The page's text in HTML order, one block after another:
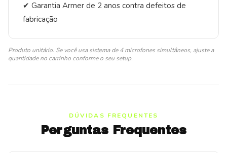
✔ Garantia Armer de 2 anos contra defeitos de
fabricação
Produto unitário. Se você usa sistema de 4 microfones simultâneos, ajuste a
quantidade no carrinho conforme o seu setup.
DÚVIDAS FREQUENTES
Perguntas Frequentes